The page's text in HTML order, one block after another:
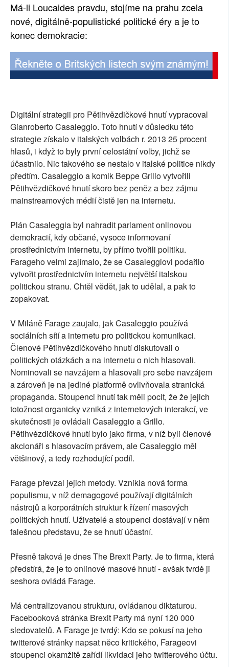
Má-li Loucaides pravdu, stojíme na prahu zcela
nové, digitálně-populistické politické éry a je to
konec demokracie:
Digitální strategii pro Pětihvězdičkové hnutí vypracoval
Gianroberto Casaleggio. Toto hnutí v důsledku této
strategie získalo v italských volbách r. 2013 25 procent
hlasů, i když to byly první celostátní volby, jichž se
účastnilo. Nic takového se nestalo v italské politice nikdy
předtím. Casaleggio a komik Beppe Grillo vytvořili
Pětihvězdičkové hnutí skoro bez peněz a bez zájmu
mainstreamových médií čistě jen na internetu.
Plán Casaleggia byl nahradit parlament onlinovou
demokracií, kdy občané, vysoce informovaní
prostřednictvím internetu, by přímo tvořili politiku.
Farageho velmi zajímalo, že se Casaleggiovi podařilo
vytvořit prostřednictvím internetu největší italskou
politickou stranu. Chtěl vědět, jak to udělal, a pak to
zopakovat.
V Miláně Farage zaujalo, jak Casaleggio používá
sociálních sítí a internetu pro politickou komunikaci.
Členové Pětihvězdičkového hnutí diskutovali o
politických otázkách a na internetu o nich hlasovali.
Nominovali se navzájem a hlasovali pro sebe navzájem
a zároveň je na jediné platformě ovlivňovala stranická
propaganda. Stoupenci hnutí tak měli pocit, že že jejich
totožnost organicky vzniká z internetových interakcí, ve
skutečnosti je ovládali Casaleggio a Grillo.
Pětihvězdičkové hnutí bylo jako firma, v níž byli členové
akcionáři s hlasovacím právem, ale Casaleggio měl
většinový, a tedy rozhodující podíl.
Farage převzal jejich metody. Vznikla nová forma
populismu, v níž demagogové používají digitálních
nástrojů a korporátních struktur k řízení masových
politických hnutí. Uživatelé a stoupenci dostávají v něm
falešnou představu, že se hnutí účastní.
Přesně taková je dnes The Brexit Party. Je to firma, která
předstírá, že je to onlinové masové hnutí - avšak tvrdě ji
seshora ovládá Farage.
Má centralizovanou strukturu, ovládanou diktaturou.
Facebooková stránka Brexit Party má nyní 120 000
sledovatelů. A Farage je tvrdý: Kdo se pokusí na jeho
twitterové stránky napsat něco kritického, Farageovi
stoupenci okamžitě zařídí likvidaci jeho twitterového účtu.